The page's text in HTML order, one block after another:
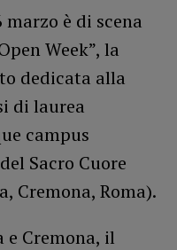
è di scena
Week”, la
dedicata alla
di laurea
campus
Sacro Cuore
Cremona, Roma).
e Cremona, il